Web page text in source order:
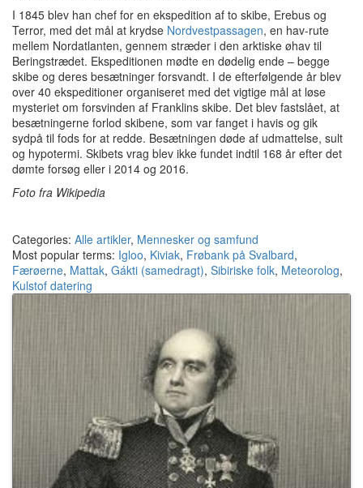
I 1845 blev han chef for en ekspedition af to skibe, Erebus og
Terror, med det mål at krydse Nordvestpassagen, en hav-rute
mellem Nordatlanten, gennem stræder i den arktiske øhav til
Beringstrædet. Ekspeditionen mødte en dødelig ende – begge
skibe og deres besætninger forsvandt. I de efterfølgende år blev
over 40 ekspeditioner organiseret med det vigtige mål at løse
mysteriet om forsvinden af Franklins skibe. Det blev fastslået, at
besætningerne forlod skibene, som var fanget i havis og gik
sydpå til fods for at redde. Besætningen døde af udmattelse, sult
og hypotermi. Skibets vrag blev ikke fundet indtil 168 år efter det
dømte forsøg eller i 2014 og 2016.
Foto fra Wikipedia
Categories: Alle artikler, Mennesker og samfund
Most popular terms: Igloo, Kiviak, Frøbank på Svalbard,
Færøerne, Mattak, Gákti (samedragt), Sibiriske folk, Meteorolog,
Kulstof datering